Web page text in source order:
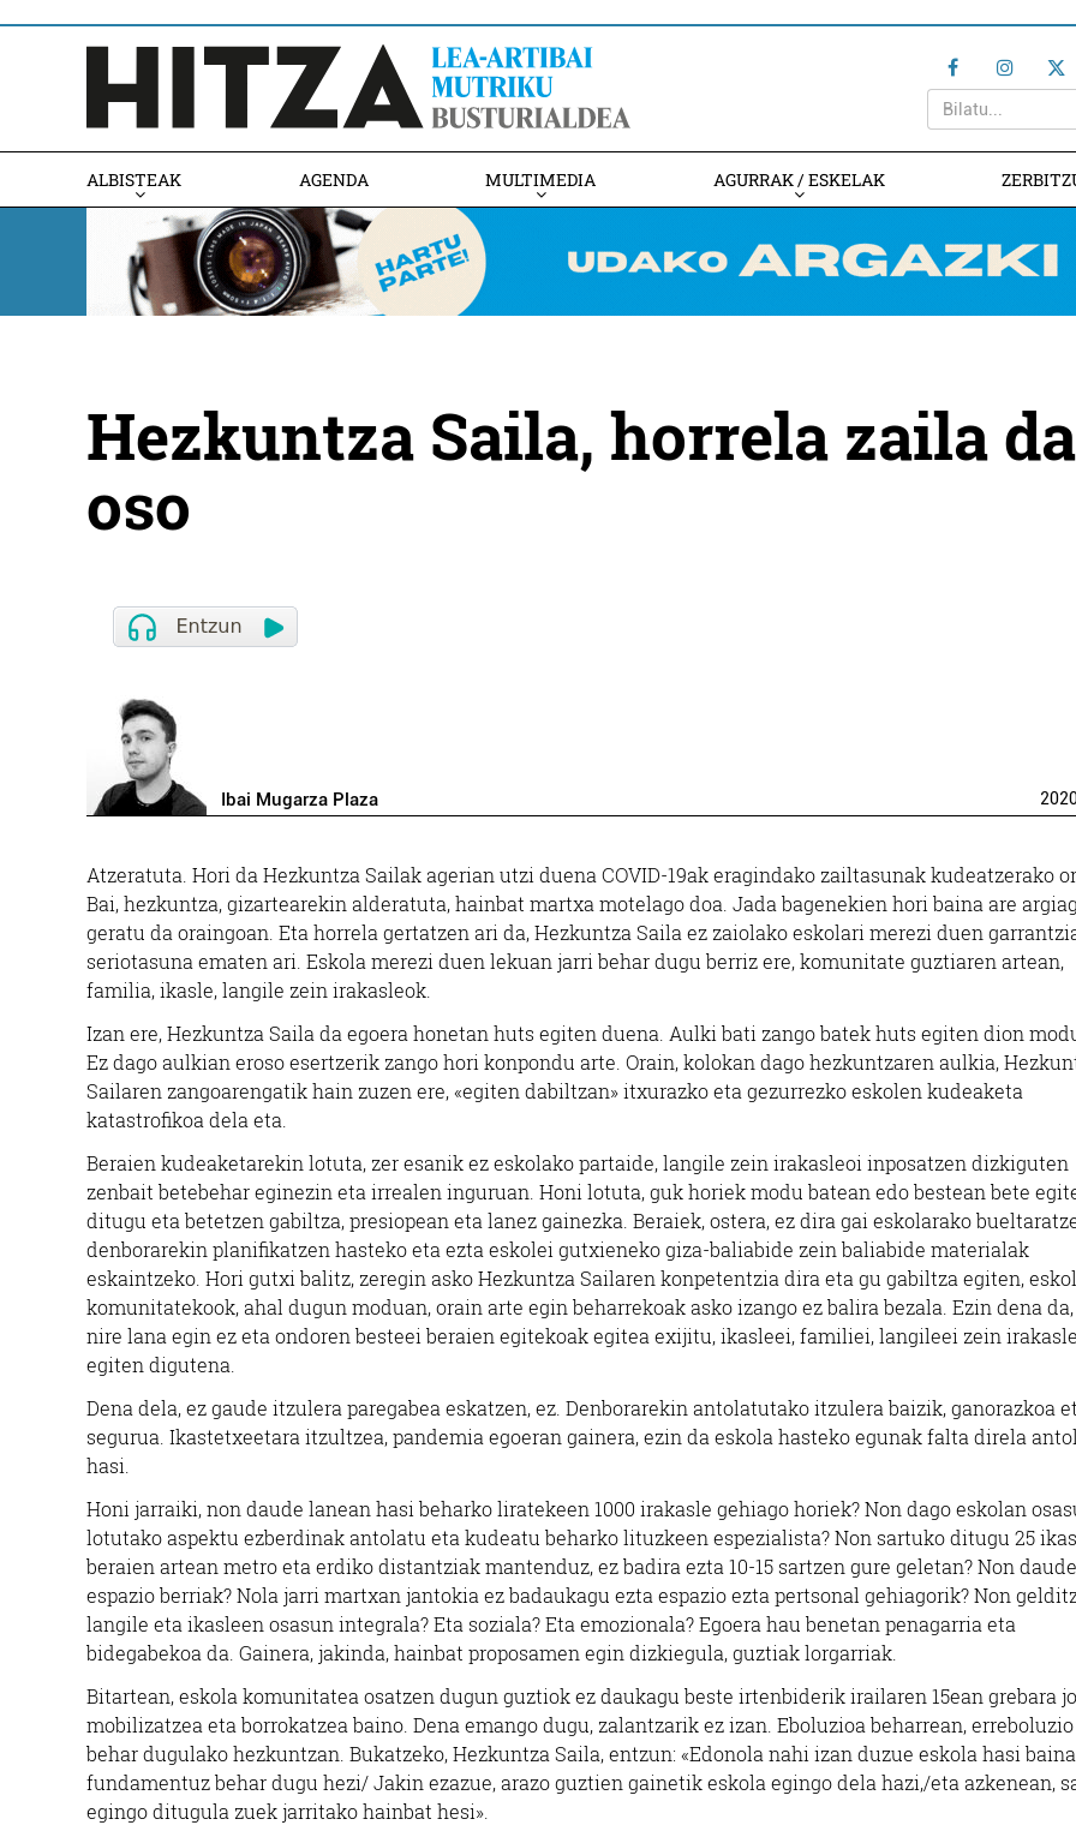
ALBISTEAK AGENDA MULTIMEDIA AGURRAK / ESKELAK
Hezkuntza Saila, horrela zaila da
oso
Ibai Mugarza Plaza
Atzeratuta. Hori da Hezkuntza Sailak agerian utzi duena COVID-19ak eragindako zailtasunak kudeatzerako
Bai, hezkuntza, gizartearekin alderatuta, hainbat martxa motelago doa. Jada bagenekien hori baina are
geratu da oraingoan. Eta horrela gertatzen ari da, Hezkuntza Saila ez zaiolako eskolari merezi duen
seriotasuna ematen ari. Eskola merezi duen lekuan jarri behar dugu berriz ere, komunitate guztiaren artean,
familia, ikasle, langile zein irakasleok.
Izan ere, Hezkuntza Saila da egoera honetan huts egiten duena. Aulki bati zango batek huts egiten dion
Ez dago aulkian eroso esertzerik zango hori konpondu arte. Orain, kolokan dago hezkuntzaren aulkia,
Sailaren zangoarengatik hain zuzen ere, «egiten dabiltzan» itxurazko eta gezurrezko eskolen kudeaketa
katastrofikoa dela eta.
Beraien kudeaketarekin lotuta, zer esanik ez eskolako partaide, langile zein irakasleoi inposatzen dizkiguten
zenbait betebehar eginezin eta irrealen inguruan. Honi lotuta, guk horiek modu batean edo bestean bete
ditugu eta betetzen gabiltza, presiopean eta lanez gainezka. Beraiek, ostera, ez dira gai eskolarako
denborarekin planifikatzen hasteko eta ezta eskolei gutxieneko giza-baliabide zein baliabide materialak
eskaintzeko. Hori gutxi balitz, zeregin asko Hezkuntza Sailaren konpetentzia dira eta gu gabiltza egiten,
komunitatekook, ahal dugun moduan, orain arte egin beharrekoak asko izango ez balira bezala. Ezin dena
nire lana egin ez eta ondoren besteei beraien egitekoak egitea exijitu, ikasleei, familiei, langileei zein
egiten digutena.
Dena dela, ez gaude itzulera paregabea eskatzen, ez. Denborarekin antolatutako itzulera baizik, ganorazkoa
segurua. Ikastetxeetara itzultzea, pandemia egoeran gainera, ezin da eskola hasteko egunak falta direla
hasi.
Honi jarraiki, non daude lanean hasi beharko liratekeen 1000 irakasle gehiago horiek? Non dago eskolan
lotutako aspektu ezberdinak antolatu eta kudeatu beharko lituzkeen espezialista? Non sartuko ditugu 25
beraien artean metro eta erdiko distantziak mantenduz, ez badira ezta 10-15 sartzen gure geletan? Non daude
espazio berriak? Nola jarri martxan jantokia ez badaukagu ezta espazio ezta pertsonal gehiagorik? Non
langile eta ikasleen osasun integrala? Eta soziala? Eta emozionala? Egoera hau benetan penagarria eta
bidegabekoa da. Gainera, jakinda, hainbat proposamen egin dizkiegula, guztiak lorgarriak.
Bitartean, eskola komunitatea osatzen dugun guztiok ez daukagu beste irtenbiderik irailaren 15ean grebara
mobilizatzea eta borrokatzea baino. Dena emango dugu, zalantzarik ez izan. Eboluzioa beharrean,
behar dugulako hezkuntzan. Bukatzeko, Hezkuntza Saila, entzun: «Edonola nahi izan duzue eskola hasi
fundamentuz behar dugu hezi/ Jakin ezazue, arazo guztien gainetik eskola egingo dela hazi,/eta azkenean,
egingo ditugula zuek jarritako hainbat hesi».